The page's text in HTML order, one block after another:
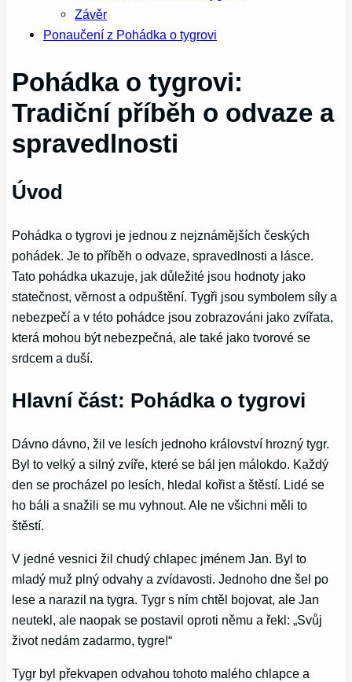
Závěr
Ponaučení z Pohádka o tygrovi
Pohádka o tygrovi:
Tradiční příběh o odvaze a
spravedlnosti
Úvod
Pohádka o tygrovi je jednou z nejznámějších českých
pohádek. Je to příběh o odvaze, spravedlnosti a lásce.
Tato pohádka ukazuje, jak důležité jsou hodnoty jako
statečnost, věrnost a odpuštění. Tygři jsou symbolem síly a
nebezpečí a v této pohádce jsou zobrazováni jako zvířata,
která mohou být nebezpečná, ale také jako tvorové se
srdcem a duší.
Hlavní část: Pohádka o tygrovi
Dávno dávno, žil ve lesích jednoho království hrozný tygr.
Byl to velký a silný zvíře, které se bál jen málokdo. Každý
den se procházel po lesích, hledal kořist a štěstí. Lidé se
ho báli a snažili se mu vyhnout. Ale ne všichni měli to
štěstí.
V jedné vesnici žil chudý chlapec jménem Jan. Byl to
mladý muž plný odvahy a zvídavosti. Jednoho dne šel po
lese a narazil na tygra. Tygr s ním chtěl bojovat, ale Jan
neutekl, ale naopak se postavil oproti němu a řekl: „Svůj
život nedám zadarmo, tygre!“
Tygr byl překvapen odvahou tohoto malého chlapce a